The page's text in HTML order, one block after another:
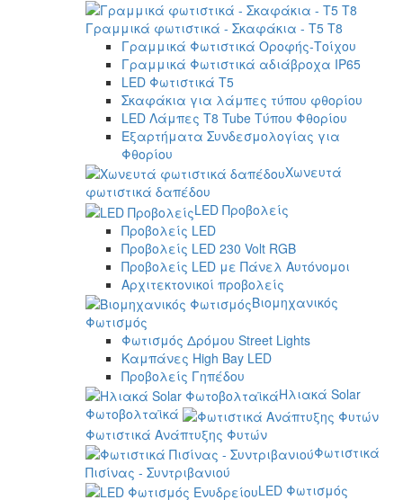
Γραμμικά φωτιστικά - Σκαφάκια - Τ5 T8
Γραμμικά Φωτιστικά Οροφής-Τοίχου
Γραμμικά Φωτιστικά αδιάβροχα IP65
LED Φωτιστικά T5
Σκαφάκια για λάμπες τύπου φθορίου
LED Λάμπες T8 Tube Τύπου Φθορίου
Εξαρτήματα Συνδεσμολογίας για
Φθορίου
Χωνευτά
φωτιστικά δαπέδου
LED Προβολείς
Προβολείς LED
Προβολείς LED 230 Volt RGB
Προβολείς LED με Πάνελ Αυτόνομοι
Αρχιτεκτονικοί προβολείς
Βιομηχανικός
Φωτισμός
Φωτισμός Δρόμου Street Lights
Καμπάνες High Bay LED
Προβολείς Γηπέδου
Ηλιακά Solar
Φωτοβολταϊκά
Φωτιστικά Ανάπτυξης Φυτών
Φωτιστικά
Πισίνας - Συντριβανιού
LED Φωτισμός